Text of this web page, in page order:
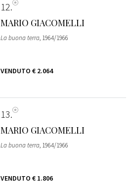
12
MARIO GIACOMELLI
La buona terra, 1964/1966
VENDUTO € 2.064
13
MARIO GIACOMELLI
La buona terra, 1964/1966
VENDUTO € 1.806